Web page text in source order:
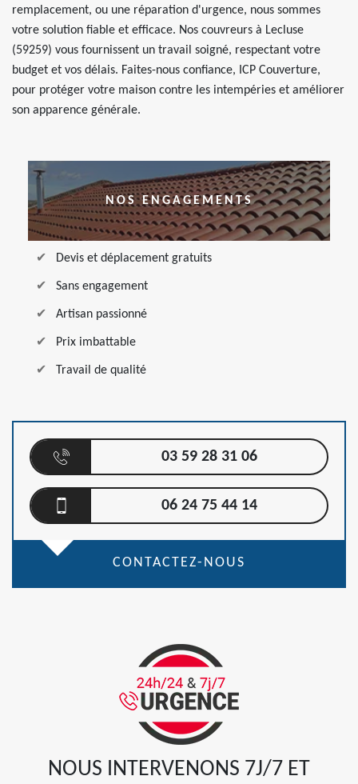
remplacement, ou une réparation d'urgence, nous sommes
votre solution fiable et efficace. Nos couvreurs à Lecluse
(59259) vous fournissent un travail soigné, respectant votre
budget et vos délais. Faites-nous confiance, ICP Couverture,
pour protéger votre maison contre les intempéries et améliorer
son apparence générale.
NOS ENGAGEMENTS
Devis et déplacement gratuits
Sans engagement
Artisan passionné
Prix imbattable
Travail de qualité
03 59 28 31 06
06 24 75 44 14
CONTACTEZ-NOUS
NOUS INTERVENONS 7J/7 ET